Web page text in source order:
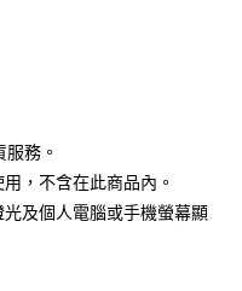
豐商業銀行
國信託商業銀行
務。
，不含在此商品內。
及個人電腦或手機螢幕顯